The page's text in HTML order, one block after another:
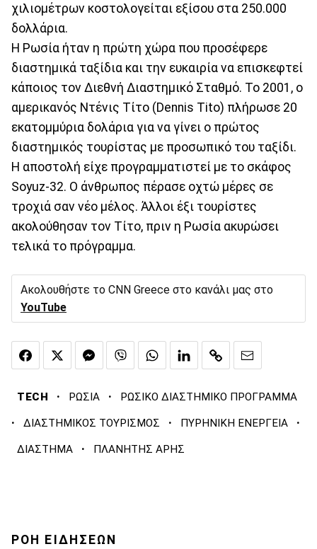
χιλιομέτρων κοστολογείται εξίσου στα 250.000
δολλάρια.
Η Ρωσία ήταν η πρώτη χώρα που προσέφερε
διαστημικά ταξίδια και την ευκαιρία να επισκεφτεί
κάποιος τον Διεθνή Διαστημικό Σταθμό. Το 2001, ο
αμερικανός Ντένις Τίτο (Dennis Tito) πλήρωσε 20
εκατομμύρια δολάρια για να γίνει ο πρώτος
διαστημικός τουρίστας με προσωπικό του ταξίδι.
Η αποστολή είχε προγραμματιστεί με το σκάφος
Soyuz-32. Ο άνθρωπος πέρασε οχτώ μέρες σε
τροχιά σαν νέο μέλος. Άλλοι έξι τουρίστες
ακολούθησαν τον Τίτο, πριν η Ρωσία ακυρώσει
τελικά το πρόγραμμα.
Ακολουθήστε το CNN Greece στο κανάλι μας στο
YouTube
TECH · ΡΩΣΙΑ · ΡΩΣΙΚΟ ΔΙΑΣΤΗΜΙΚΟ ΠΡΟΓΡΑΜΜΑ
· ΔΙΑΣΤΗΜΙΚΟΣ ΤΟΥΡΙΣΜΟΣ · ΠΥΡΗΝΙΚΗ ΕΝΕΡΓΕΙΑ ·
ΔΙΑΣΤΗΜΑ · ΠΛΑΝΗΤΗΣ ΑΡΗΣ
ΡΟΗ ΕΙΔΗΣΕΩΝ